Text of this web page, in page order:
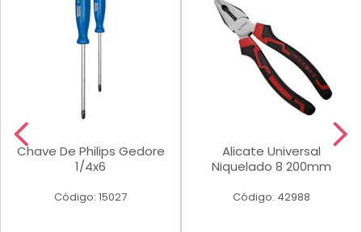
Chave De Philips Gedore
1/4x6
Código: 15027
Alicate Universal
Niquelado 8 200mm
Código: 42988